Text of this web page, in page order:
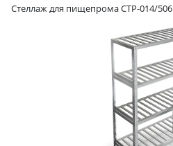
Стеллаж для пищепрома СТР-014/506